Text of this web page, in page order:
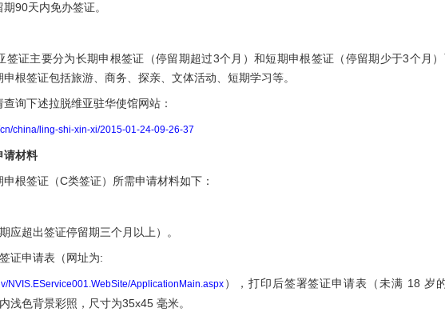
90天内免办签证。
主要分为长期申根签证（停留期超过3个月）和短期申根签证（停留期少于3个月
根签证包括旅游、商务、探亲、文体活动、短期学习等。
下述拉脱维亚驻华使馆网站：
china/ling-shi-xin-xi/2015-01-24-09-26-37
请材料
签证（C类签证）所需申请材料如下：
超出签证停留期三个月以上）。
申请表（网址为:
NVIS.EService001.WebSite/ApplicationMain.aspx），打印后签署签证申请表（未满 18 岁
浅色背景彩照，尺寸为35x45 毫米。